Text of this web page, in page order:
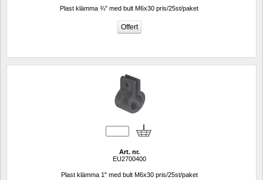
Plast klämma ¾" med bult M6x30 pris/25st/paket
Art. nr.
EU2700400
Plast klämma 1" med bult M6x30 pris/25st/paket